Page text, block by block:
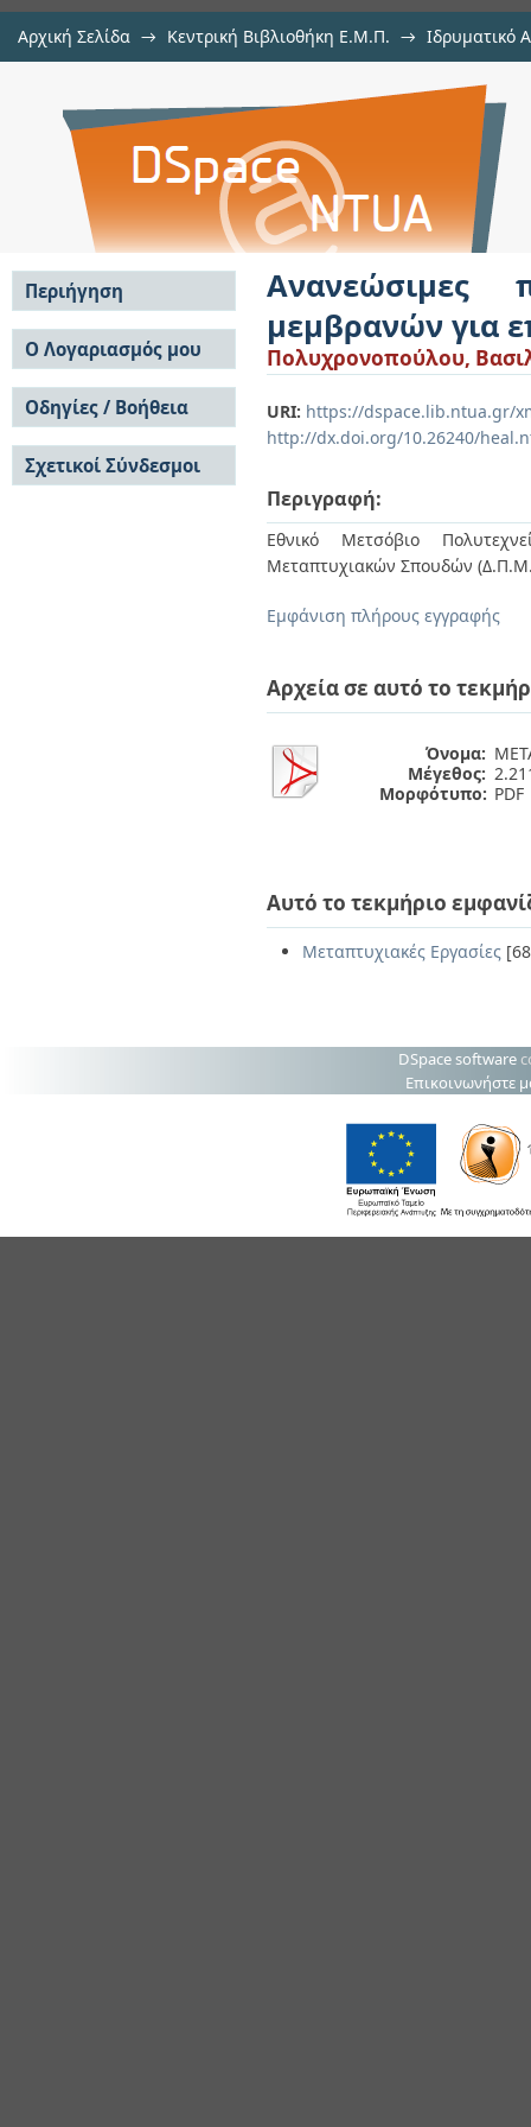
Αρχική Σελίδα → Κεντρική Βιβλιοθήκη Ε.Μ.Π. → Ιδρυματικό
Ανανεώσιμες πηγές
επεξεργασία πόσιμου νερού
Ανανεώσιμες
μεμβρανών για
Πολυχρονοπούλου,
URI: https://dspace.lib.ntua.gr/
http://dx.doi.org/10.26240/
Περιγραφή:
Εθνικό Μετσόβιο
Μεταπτυχιακών Σπουδών
Εμφάνιση πλήρους εγγραφής
Αρχεία σε αυτό το
Όνομα:
Μέγεθος:
Μορφότυπο: PDF
Αυτό το τεκμήριο
Μεταπτυχιακές Εργασίες
Περιήγηση
Σε όλο το DSpace
Κοινότητες & Συλλογές
Ανά Ημερομηνία
Έκδοσης
Συγγραφείς
Τίτλοι
Θέματα
Ο Λογαριασμός μου
Σύνδεση
Εγγραφή
Οδηγίες / Βοήθεια
Οδηγίες Υποβολής
Οδηγίες Χρήσης ΙΑ
Συχνές Ερωτήσεις
Σχετικοί Σύνδεσμοι
DSpace software
Επικοινωνήστε